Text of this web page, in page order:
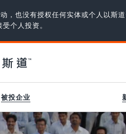
，也没有授权任何实体或个人以斯
个人投资。
被投企业